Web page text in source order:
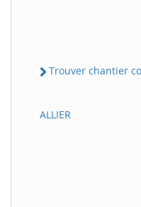
Trouver chantier
ALLIER